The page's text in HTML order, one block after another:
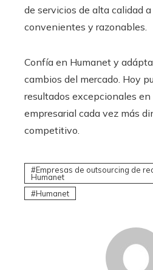
de servicios de alta calidad
convenientes y razonables.
Confía en Humanet y
cambios del mercado. Hoy
resultados excepcionales
empresarial cada vez más
competitivo.
Empresas de outsourcing de
Humanet
Humanet